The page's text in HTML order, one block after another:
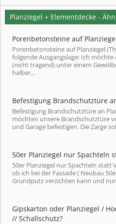
Planziegel + Elementdecke -
Porenbetonsteine auf
Porenbetonsteine auf Planziegel
folgende Ausgangslage: Ich möchte
(nicht tragend) unter einem
halber...
Befestigung Brandschutztüre
Befestigung Brandschutztüre an
möchten unsere Brandschutztüre
und Garage befestigen. Die Zarge
50er Planziegel nur Spachteln
50er Planziegel nur Spachteln statt
ob ich bei der Fassade ( Neubau
Grundputz verzichten kann und
Gipskarton oder Planziegel /
// Schallschutz?